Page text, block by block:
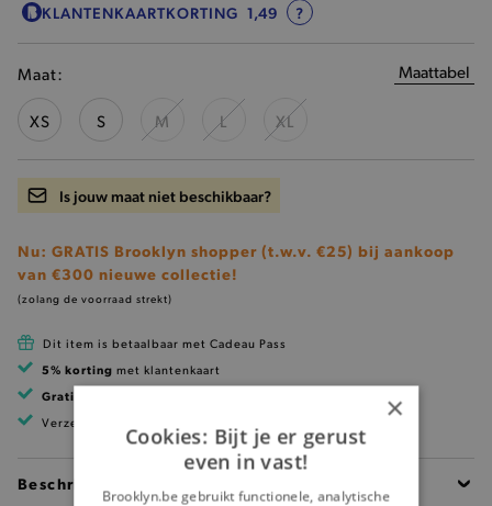
KLANTENKAARTKORTING 1,49 ?
Maat: Maattabel
XS S M L XL
Is jouw maat niet beschikbaar?
Nu: GRATIS Brooklyn shopper (t.w.v. €25) bij aankoop
van €300 nieuwe collectie!
(zolang de voorraad strekt)
Dit item is betaalbaar met Cadeau Pass
5% korting met klantenkaart
Gratis verzending
Verzending binnen 1 à 2 werkdagen
Beschrijving
×
Cookies: Bijt je er gerust
even in vast!
Brooklyn.be gebruikt functionele, analytische